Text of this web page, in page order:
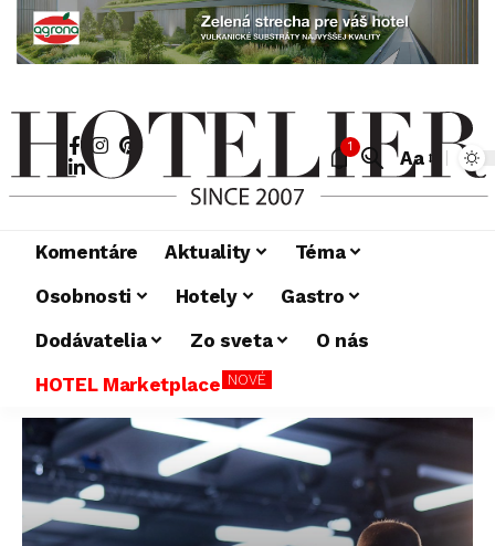
1
Aa
Komentáre Aktuality
Téma
Osobnosti
Hotely
Gastro
Dodávatelia
Zo sveta
O nás
HOTEL Marketplace NOVÉ